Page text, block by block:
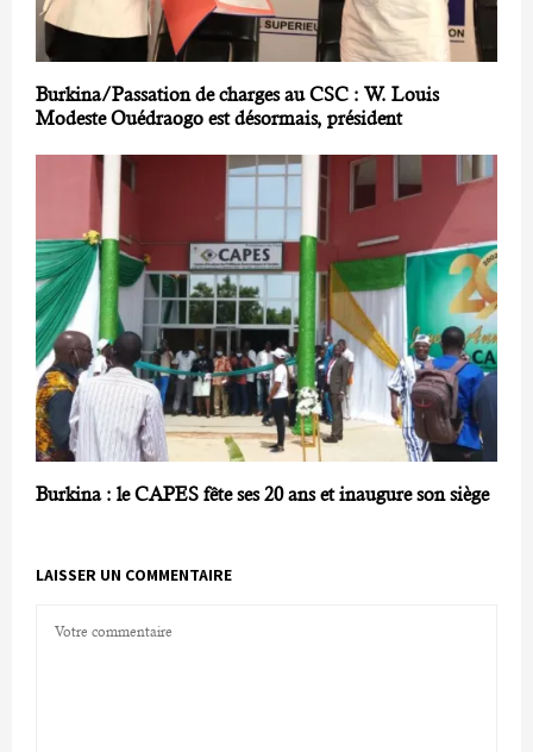
Burkina/Passation de charges au CSC : W. Louis
Modeste Ouédraogo est désormais, président
Burkina : le CAPES fête ses 20 ans et inaugure son siège
LAISSER UN COMMENTAIRE